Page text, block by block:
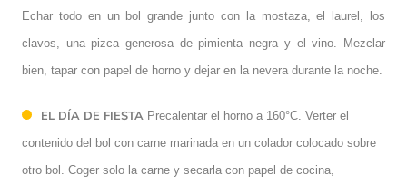
Echar todo en un bol grande junto con la mostaza, el laurel, los
clavos, una pizca generosa de pimienta negra y el vino. Mezclar
bien, tapar con papel de horno y dejar en la nevera durante la noche.
EL DÍA DE FIESTA Precalentar el horno a 160°C. Verter el
contenido del bol con carne marinada en un colador colocado sobre
otro bol. Coger solo la carne y secarla con papel de cocina,